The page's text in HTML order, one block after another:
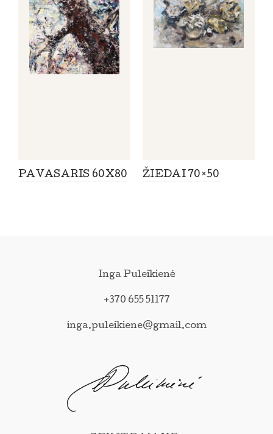
PAVASARIS 60X80 ŽIEDAI 70×50
Inga Puleikienė
+370 655 51177
inga.puleikiene@gmail.com